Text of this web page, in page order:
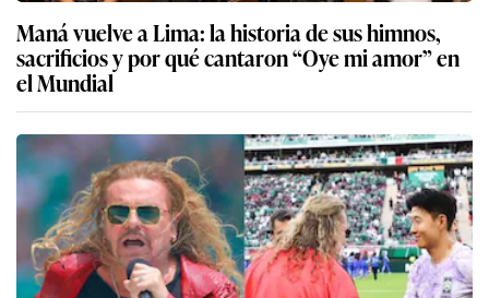
Maná vuelve a Lima: la historia de sus himnos,
sacrificios y por qué cantaron “Oye mi amor” en
el Mundial